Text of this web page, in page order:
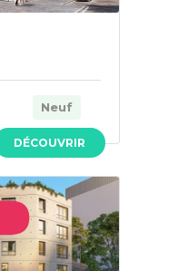
DÉCOUVRIR
Neuf